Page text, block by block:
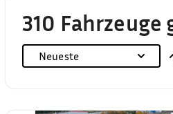
310 Fahrzeuge
Neueste